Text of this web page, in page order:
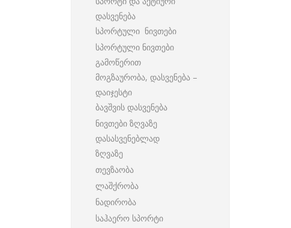
დასვენება
სპორტული ნივთები
სპორტული ნივთები
გამოწერით
მოგზაურობა, დასვენება –
დაიჯესტი
ბავშვის დასვენება
ნივთები ზღვაზე
დასასვენებლად
ზღვაზე
თევზაობა
ლაშქრობა
ნადირობა
საჰაერო სპორტი